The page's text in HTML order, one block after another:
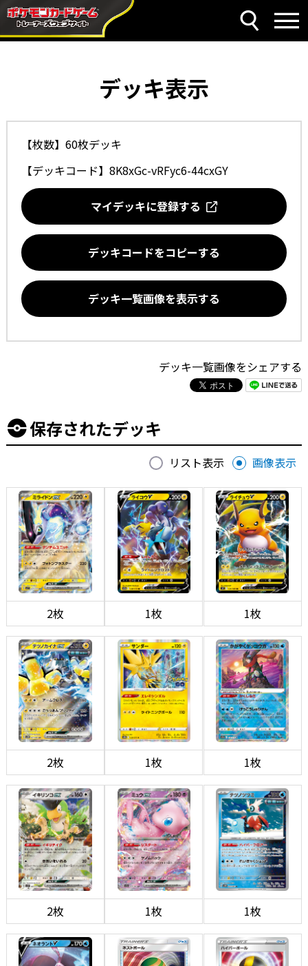
デッキ表示
【枚数】60枚デッキ
【デッキコード】 8K8xGc-vRFyc6-44cxGY
マイデッキに登録する
デッキコードをコピーする
デッキ一覧画像を表示する
デッキ一覧画像をシェアする
保存されたデッキ
リスト表示 画像表示
2枚 1枚 1枚
2枚 1枚 1枚
2枚 1枚 1枚